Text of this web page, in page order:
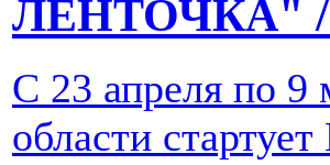
ЛЕНТОЧКА"
С 23 апреля по 9
области